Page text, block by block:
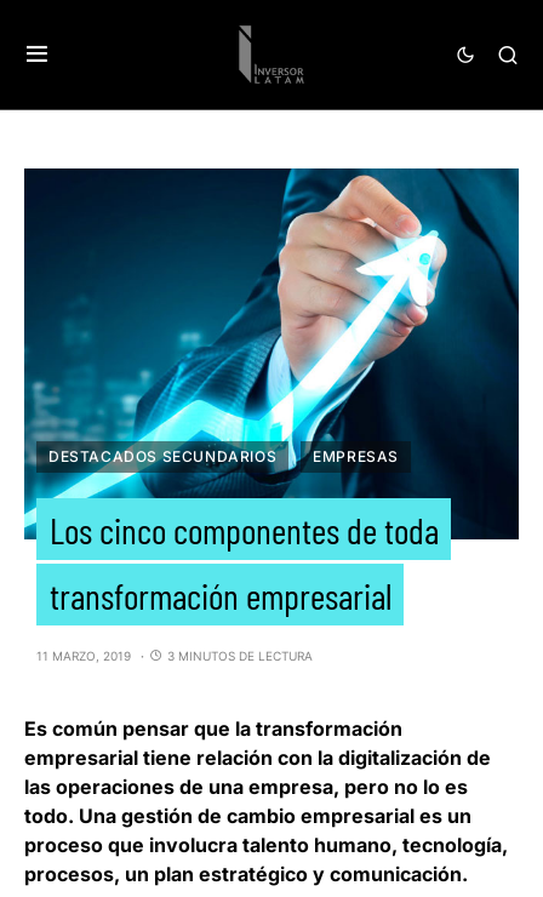
DESTACADOS SECUNDARIOS EMPRESAS
Los cinco componentes de toda
transformación empresarial
11 MARZO, 2019 3 MINUTOS DE LECTURA
Es común pensar que la transformación
empresarial tiene relación con la digitalización de
las operaciones de una empresa, pero no lo es
todo. Una gestión de cambio empresarial es un
proceso que involucra talento humano, tecnología,
procesos, un plan estratégico y comunicación.